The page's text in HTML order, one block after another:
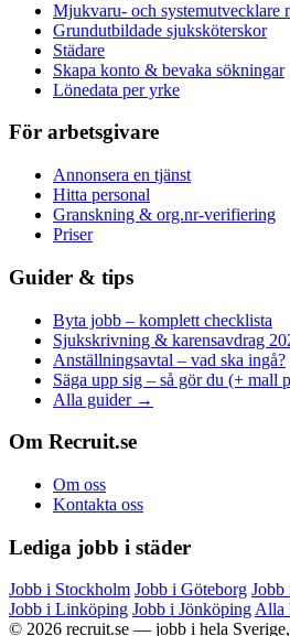
Mjukvaru- och systemutvecklare
Grundutbildade sjuksköterskor
Städare
Skapa konto & bevaka sökningar
Lönedata per yrke
För arbetsgivare
Annonsera en tjänst
Hitta personal
Granskning & org.nr-verifiering
Priser
Guider & tips
Byta jobb – komplett checklista
Sjukskrivning & karensavdrag
Anställningsavtal – vad ska ingå?
Säga upp sig – så gör du (+ mall
Alla guider →
Om Recruit.se
Om oss
Kontakta oss
Lediga jobb i städer
Jobb i Stockholm Jobb i Göteborg Jobb
Jobb i Linköping Jobb i Jönköping Alla
© 2026 recruit.se — jobb i hela Sverige,